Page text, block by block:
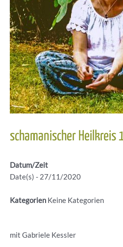
schamanischer Heilkreis
Datum/Zeit
Date(s) - 27/11/2020
Kategorien Keine Kategorien
mit Gabriele Kessler